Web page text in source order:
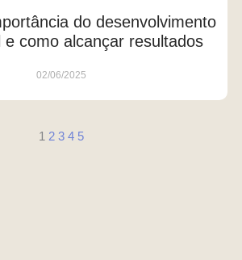
do desenvolvimento
e como alcançar resultados
02/06/2025
1 2 3 4 5